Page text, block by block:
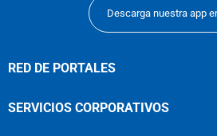
Descarga nuestra app
RED DE PORTALES
SERVICIOS CORPORATIVOS